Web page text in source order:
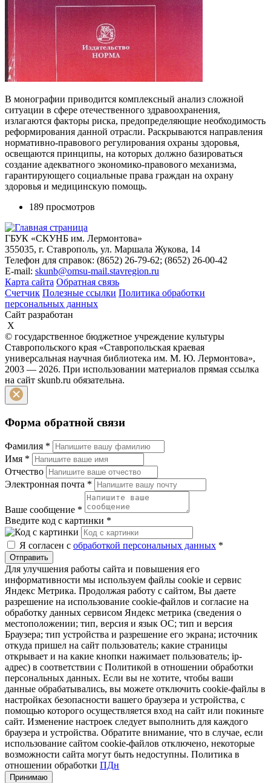
В монографии приводится комплексный анализ сложной
ситуации в сфере отечественного здравоохранения,
излагаются факторы риска, предопределяющие необходимость
реформирования данной отрасли. Раскрываются направления
нормативно-правового регулирования охраны здоровья,
освещаются принципы, на которых должно базироваться
создание адекватного экономико-правового механизма,
гарантирующего социальные права граждан на охрану
здоровья и медицинскую помощь.
189 просмотров
ГБУК «СКУНБ им. Лермонтова»
355035, г. Ставрополь, ул. Маршала Жукова, 14
Телефон для справок: (8652) 26-79-62; (8652) 26-00-42
E-mail: skunb@omsu-mail.stavregion.ru
Карта сайта Обратная связь
Счетчик Полезные ссылки Политика обработки
персональных данных
Сайт разработан
X
© государственное бюджетное учреждение культуры
Ставропольского края «Ставропольская краевая
универсальная научная библиотека им. М. Ю. Лермонтова»,
2003 — 2026. При использовании материалов прямая ссылка
на сайт skunb.ru обязательна.
Форма обратной связи
Фамилия *
Имя *
Отчество
Электронная почта *
Ваше сообщение *
Введите код с картинки *
Я согласен с обработкой персональных данных *
Отправить
Для улучшения работы сайта и повышения его
информативности мы используем файлы cookie и сервис
Яндекс Метрика. Продолжая работу с сайтом, Вы даете
разрешение на использование cookie-файлов и согласие на
обработку данных сервисом Яндекс метрика (сведения о
местоположении; тип, версия и язык ОС; тип и версия
Браузера; тип устройства и разрешение его экрана; источник
откуда пришел на сайт пользователь; какие страницы
открывает и на какие кнопки нажимает пользователь; ip-
адрес) в соответствии с Политикой в отношении обработки
персональных данных. Если вы не хотите, чтобы ваши
данные обрабатывались, вы можете отключить cookie-файлы в
настройках безопасности вашего браузера и устройства, с
помощью которого осуществляется вход на сайт или покиньте
сайт. Изменение настроек следует выполнить для каждого
браузера и устройства. Обратите внимание, что в случае, если
использование сайтом cookie-файлов отключено, некоторые
возможности сайта могут быть недоступны. Политика в
отношении обработки ПДн
Принимаю